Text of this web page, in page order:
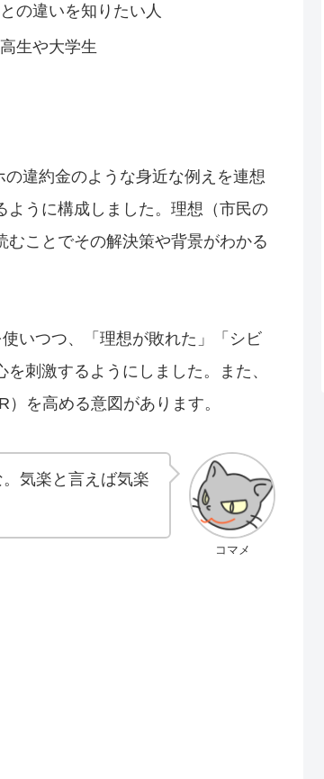
の違いを知りたい人
生や大学生
違約金のような身近な例えを連想
ように構成しました。理想（市民の
ことでその解決策や背景がわかる
いつつ、「理想が敗れた」「シビ
刺激するようにしました。また、
を高める意図があります。
コマメ
気楽と言えば気楽